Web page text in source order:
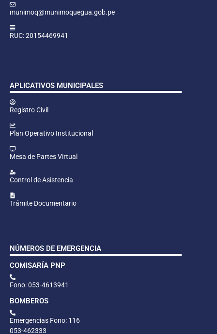
munimoq@munimoquegua.gob.pe
RUC: 20154469941
APLICATIVOS MUNICIPALES
Registro Civil
Plan Operativo Institucional
Mesa de Partes Virtual
Control de Asistencia
Trámite Documentario
NÚMEROS DE EMERGENCIA
COMISARÍA PNP
Fono: 053-4613941
BOMBEROS
Emergencias Fono: 116
053-462333